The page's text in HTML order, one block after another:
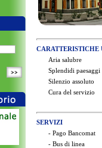
CARATTERISTICHE
Aria salubre
Splendidi paesaggi
Silenzio assoluto
Cura del servizio
SERVIZI
- Pago Bancomat
- Bus di linea